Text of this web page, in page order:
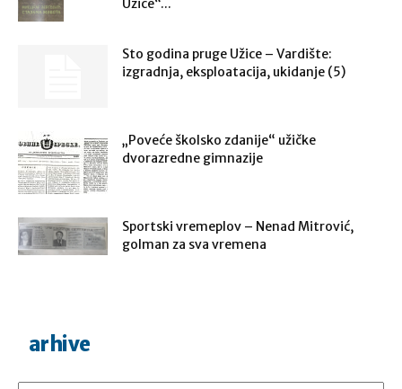
Užice“...
Sto godina pruge Užice – Vardište:
izgradnja, eksploatacija, ukidanje (5)
„Poveće školsko zdanije“ užičke
dvorazredne gimnazije
Sportski vremeplov – Nenad Mitrović,
golman za sva vremena
arhive
Arhive